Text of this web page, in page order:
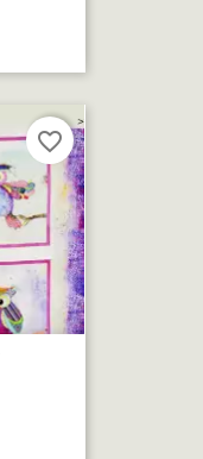
favorite_border